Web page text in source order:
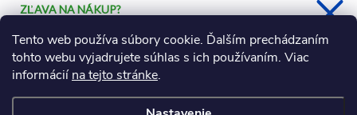
Tento web používa súbory cookie. Ďalším prechádzaním
tohto webu vyjadrujete súhlas s ich používaním. Viac
informáciína tejto stránke.
Informácie pre vás
Naša ponuka
ZĽAVA NA NÁKUP?
newsletteru a 5 % zľava je Vaša.